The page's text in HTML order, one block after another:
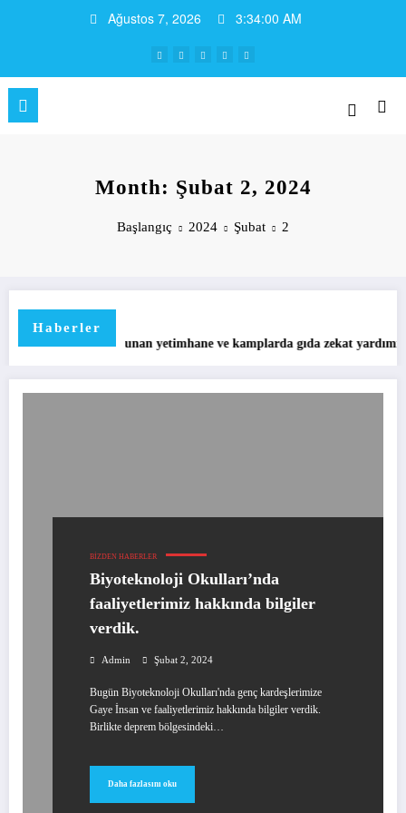
Ağustos 7, 2026 3:34:00 AM
Month: Şubat 2, 2024
Başlangıç 2024 Şubat 2
Haberler
Suriye idlib’de bulunan yetimhane ve kamplarda gıda zekat yardımı
BIZDEN HABERLER
Biyoteknoloji Okulları’nda
faaliyetlerimiz hakkında bilgiler
verdik.
Admin Şubat 2, 2024
Bugün Biyoteknoloji Okulları'nda genç kardeşlerimize
Gaye İnsan ve faaliyetlerimiz hakkında bilgiler verdik.
Birlikte deprem bölgesindeki…
Daha fazlasını oku